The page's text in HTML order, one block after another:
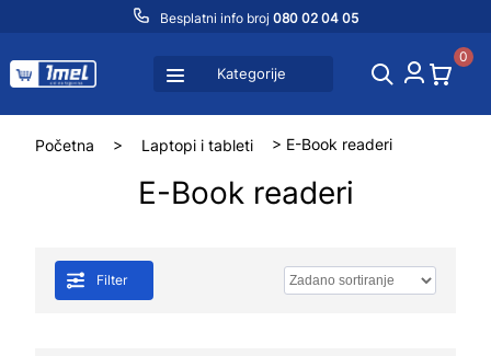
Besplatni info broj 080 02 04 05
Kategorije
0
Početna > Laptopi i tableti > E-Book readeri
E-Book readeri
Filter